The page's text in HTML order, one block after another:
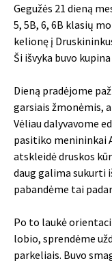
Gegužės 21 dieną
5, 5B, 6, 6B klasių
kelionę į
Ši išvyka buvo
Dieną pradėjome
garsiais žmonėmis,
Vėliau dalyvavome
pasitiko menininkai
atskleidė druskos
daug galima sukurti
pabandėme tai
Po to laukė
lobio, sprendėme
parkeliais. Buvo